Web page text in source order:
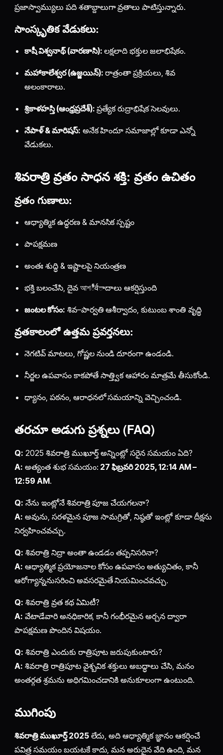
ప్రజాస్వామ్యులు పది శతాబ్దాలుగా వ్రతాలు పాటిస్తున్నారు.
సాంస్కృతిక వేడుకలు:
కాషీ విశ్వనాథ్ (వారణాసి): లక్షలాది భక్తుల జలాభిషేకం.
మహాకాలేశ్వర (ఉజ్జయిన్): రాత్రంతా ప్రక్రియలు, శివ
అలంకారాలు.
శ్రికాళహస్తి (ఆంధ్రప్రదేశ్): ప్రత్యేక రుద్రాభిషేక సెలవులు.
నేపాళ్ & మారిషస్: అనేక హిందూ సమాజాల్లో కూడా ఎన్నో
వేడుకలు.
శివరాత్రి వ్రతం సాధన శక్తి: వ్రతం ఉచితం
వ్రతం గుణాలు:
ఆధ్యాత్మిక ఉద్ధరణ & మానసిక స్పష్టం
పాపక్షమణ
అంతః శుద్ధి & ఇష్టాలపై నియంత్రణ
భక్తి బలంచేసి, దైవ আশీर्वాదాలు ఆకర్షిస్తుంది
జంటల కోసం: శివ–పార్వతి ఆశీర్వాదం, కుటుంబ శాంతి వృద్ధి
వ్రతకాలంలో ఉత్తమ ప్రవర్తనలు:
నెగటివ్ మాటలు, గోష్ణల నుండి దూరంగా ఉండండి.
నీర్జల ఉపవాసం కాకపోతే సాత్త్విక ఆహారం మాత్రమే తీసుకోండి.
ధ్యానం, పఠనం, ఆరాధనలో సమయాన్ని వెచ్చించండి.
తరచూ అడుగు ప్రశ్నలు (FAQ)
Q: 2025 శివరాత్రి ముఖూర్త్ అన్నింట్లో సరైన సమయం ఏది?
A: అత్యంత శుభ సమయం: 27 ఫిబ్రవరి 2025, 12:14 AM –
12:59 AM.
Q: నేను ఇంట్లోనే శివరాత్రి పూజ చేయగలనా?
A: అవును, సరళమైన పూజ సామగ్రితో, నిష్ఠతో ఇంట్లో కూడా దీక్షను
నిర్వహించవచ్చు.
Q: శివరాత్రి నిద్రా అంతా ఉండడం తప్పనిసరినా?
A: ఆధ్యాత్మిక ప్రయోజనాల కోసం ఉపవాసం అత్యుచితం, కానీ
ఆరోగ్యాన్ననుసరించి అవసరమైతే నియమించవచ్చు.
Q: శివరాత్రి వ్రత కథ ఏమిటీ?
A: వేటాడేవారి అనధికారిక, కానీ గంభీరమైన అర్చన ద్వారా
పాపక్షమణ పొందిన విషయం.
Q: శివరాత్రి ఎందుకు రాత్రిపూట జరుపుకుంటారు?
A: శివరాత్రి రాత్రిపూట వైశ్బవిక శక్తులు అబద్ధాలు చేసి, మనం
అంతర్గత శ్రమను అధిగమించడానికి అనుకూలంగా ఉంటుంది.
ముగింపు
శివరాత్రి ముఖూర్త్ 2025లేదు, అది ఆధ్యాత్మిక జ్ఞానం ఆకర్షించే
పవిత్ర సమయం బయటకే కాదు, మన అరుదైన వేది ఉంది, మన